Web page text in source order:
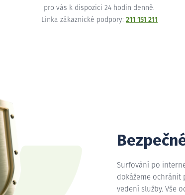
pro vás k dispozici 24 hodin denně.
Linka zákaznické podpory: 211 151 211
Surfování po
dokážeme ochránit
vedení služby. Vše